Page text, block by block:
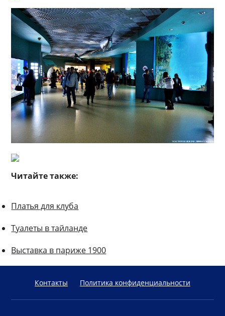
Читайте также:
Платья для клуба
Туалеты в тайланде
Выставка в париже 1900
Контакты Политика конфиденциальности